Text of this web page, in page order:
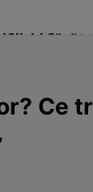
Click!
Ce